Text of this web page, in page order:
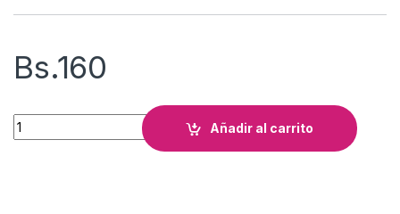
Bs.160
Set De Plastilina Oveja Sherrie cantidad
Añadir al carrito